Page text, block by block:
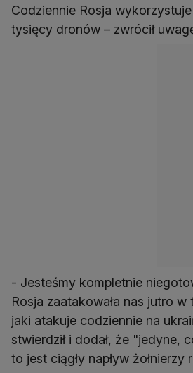
Codziennie Rosja
tysięcy dronów – zwrócił
- Jesteśmy kompletnie
Rosja zaatakowała nas jutro
jaki atakuje codziennie na
stwierdził i dodał, że "jedyne,
to jest ciągły napływ